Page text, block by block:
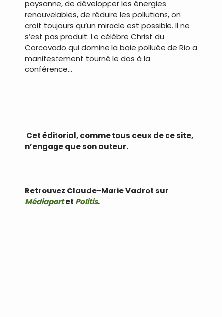
paysanne, de développer les énergies
renouvelables, de réduire les pollutions, on
croit toujours qu’un miracle est possible. Il ne
s’est pas produit. Le célèbre Christ du
Corcovado qui domine la baie polluée de Rio a
manifestement tourné le dos à la
conférence…
Cet éditorial, comme tous ceux de ce site,
n’engage que son auteur.
Retrouvez Claude-Marie Vadrot sur
Médiapartet Politis.